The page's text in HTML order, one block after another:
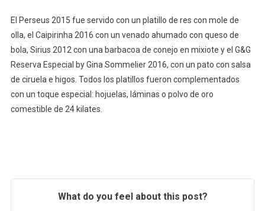
El Perseus 2015 fue servido con un platillo de res con mole de
olla, el Caipirinha 2016 con un venado ahumado con queso de
bola, Sirius 2012 con una barbacoa de conejo en mixiote y el G&G
Reserva Especial by Gina Sommelier 2016, con un pato con salsa
de ciruela e higos. Todos los platillos fueron complementados
con un toque especial: hojuelas, láminas o polvo de oro
comestible de 24 kilates.
What do you feel about this post?